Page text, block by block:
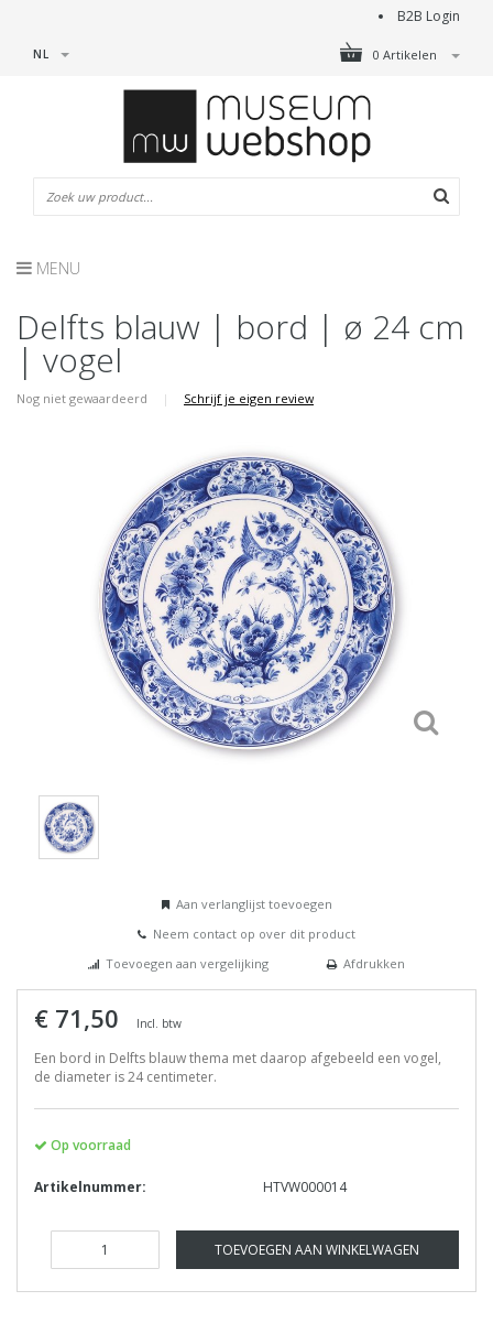
B2B Login
0 Artikelen
NL
MENU
Delfts blauw | bord | ø 24 cm
| vogel
Nog niet gewaardeerd | Schrijf je eigen review
Aan verlanglijst toevoegen
Neem contact op over dit product
Toevoegen aan vergelijking
Afdrukken
€ 71,50 Incl. btw
Een bord in Delfts blauw thema met daarop afgebeeld een vogel,
de diameter is 24 centimeter.
Op voorraad
Artikelnummer: HTVW000014
TOEVOEGEN AAN WINKELWAGEN